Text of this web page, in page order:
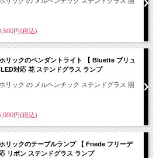
円(税込)
リックのペンダントライト 【 Bluette ブリュ
対応 花 ステンドグラス ランプ
リック の メルヘンチック ステンドグラス 照
円(税込)
リックのテーブルランプ 【 Friede フリーデ
リボン ステンドグラス ランプ